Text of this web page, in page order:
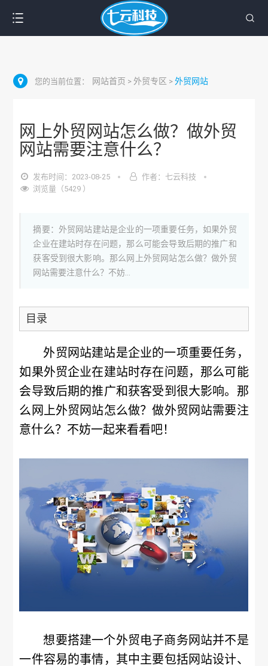
您的当前位置： 网站首页 > 外贸专区 >外贸网站
网上外贸网站怎么做？做外贸
网站需要注意什么？
发布时间：2023-08-25
作者：七云科技
浏览量（5429 ）
摘要：外贸网站建站是企业的一项重要任务，如果外贸
企业在建站时存在问题，那么可能会导致后期的推广和
获客受到很大影响。那么网上外贸网站怎么做？做外贸
网站需要注意什么？不妨...
目录
外贸网站建站是企业的一项重要任务，
如果外贸企业在建站时存在问题，那么可能
会导致后期的推广和获客受到很大影响。那
么网上外贸网站怎么做？做外贸网站需要注
意什么？不妨一起来看看吧！
想要搭建一个外贸电子商务网站并不是
一件容易的事情，其中主要包括网站设计、